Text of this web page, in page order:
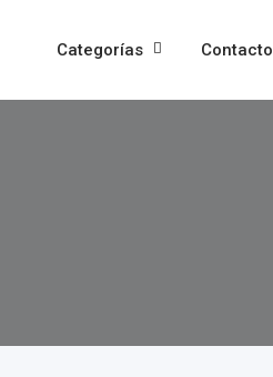
Categorías Contacto